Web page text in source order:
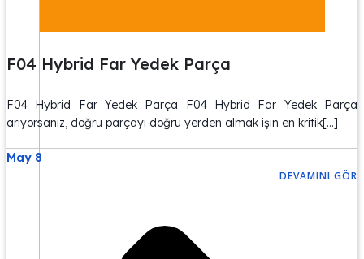
F04 Hybrid Far Yedek Parça
F04 Hybrid Far Yedek Parça F04 Hybrid Far Yedek Parça
arıyorsanız, doğru parçayı doğru yerden almak işin en kritik[…]
May 8
DEVAMINI GÖR